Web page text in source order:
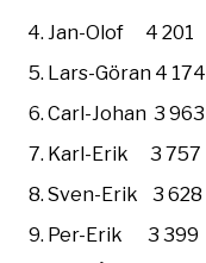
Jan-Olof 4 201
Lars-Göran 4 174
Carl-Johan 3 963
Karl-Erik 3 757
Sven-Erik 3 628
Per-Erik 3 399